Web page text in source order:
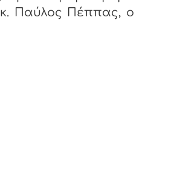
Παύλος Πέππας, ο